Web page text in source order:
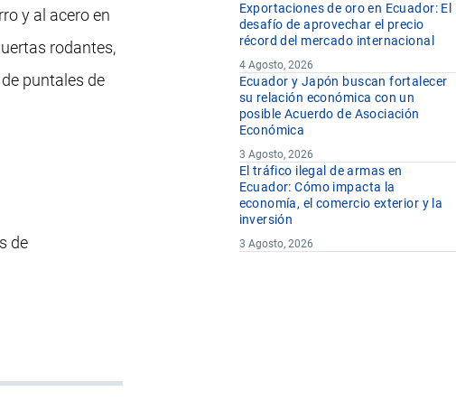
y al acero en
rodantes,
puntales de
de
Exportaciones de oro en Ecuador: El
desafío de aprovechar el precio
récord del mercado internacional
4 Agosto, 2026
Ecuador y Japón buscan fortalecer
su relación económica con un
posible Acuerdo de Asociación
Económica
3 Agosto, 2026
El tráfico ilegal de armas en
Ecuador: Cómo impacta la
economía, el comercio exterior y la
inversión
3 Agosto, 2026